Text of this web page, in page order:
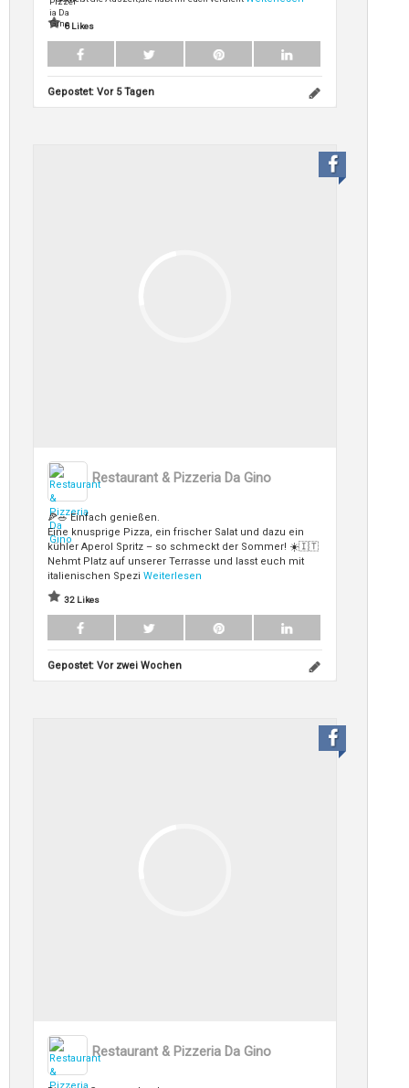
6 Likes
Gepostet: Vor 5 Tagen
Restaurant & Pizzeria Da Gino
🍕🥗 Einfach genießen.
Eine knusprige Pizza, ein frischer Salat und dazu ein
kühler Aperol Spritz – so schmeckt der Sommer! ☀️🇮🇹
Nehmt Platz auf unserer Terrasse und lasst euch mit
italienischen Spezi Weiterlesen
32 Likes
Gepostet: Vor zwei Wochen
Restaurant & Pizzeria Da Gino